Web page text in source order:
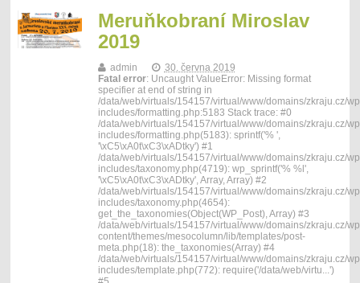
Meruňkobraní Miroslav
2019
admin
30. června 2019
Fatal error: Uncaught ValueError: Missing format
specifier at end of string in
/data/web/virtuals/154157/virtual/www/domains/zkraju.cz/
includes/formatting.php:5183 Stack trace: #0
/data/web/virtuals/154157/virtual/www/domains/zkraju.cz/
includes/formatting.php(5183): sprintf('% ',
'\xC5\xA0t\xC3\xADtky') #1
/data/web/virtuals/154157/virtual/www/domains/zkraju.cz/
includes/taxonomy.php(4719): wp_sprintf('% %l',
'\xC5\xA0t\xC3\xADtky', Array, Array) #2
/data/web/virtuals/154157/virtual/www/domains/zkraju.cz/
includes/taxonomy.php(4654):
get_the_taxonomies(Object(WP_Post), Array) #3
/data/web/virtuals/154157/virtual/www/domains/zkraju.cz/
content/themes/mesocolumn/lib/templates/post-
meta.php(18): the_taxonomies(Array) #4
/data/web/virtuals/154157/virtual/www/domains/zkraju.cz/
includes/template.php(772): require('/data/web/virtu...')